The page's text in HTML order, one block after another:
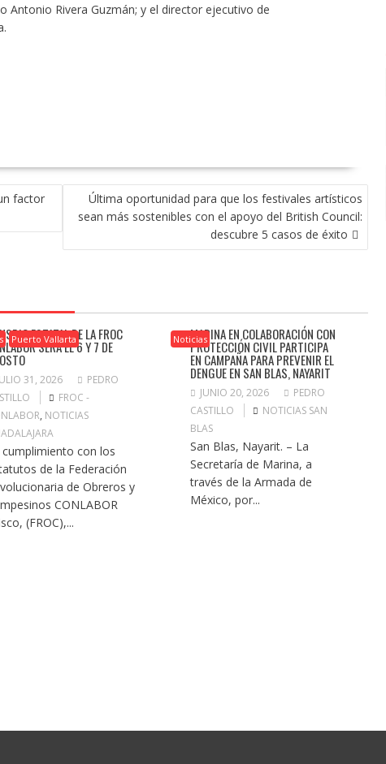
Rivera Guzmán; y el director ejecutivo de
factor
Última oportunidad para que los festivales artísticos
sean más sostenibles con el apoyo del British Council:
descubre 5 casos de éxito
Puerto Vallarta
ESTATAL DE LA FROC
SERÁ EL 6 Y 7 DE
31, 2026
PEDRO
FROC -
, NOTICIAS
cumplimiento con los
de la Federación
de Obreros y
CONLABOR
(FROC),...
NoticiasMARINA EN COLABORACIÓN CON
PROTECCIÓN CIVIL PARTICIPA
EN CAMPAÑA PARA PREVENIR EL
DENGUE EN SAN BLAS, NAYARIT
JUNIO 20, 2026
PEDRO
CASTILLO
NOTICIAS SAN
BLAS
San Blas, Nayarit. – La
Secretaría de Marina, a
través de la Armada de
México, por...